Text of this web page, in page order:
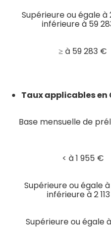
Supérieure ou égale à
inférieure à 59
≥ à 59 283 €
Taux applicables
Base mensuelle de
< à 1 955 €
Supérieure ou égale à
inférieure à 2
Supérieure ou égale à